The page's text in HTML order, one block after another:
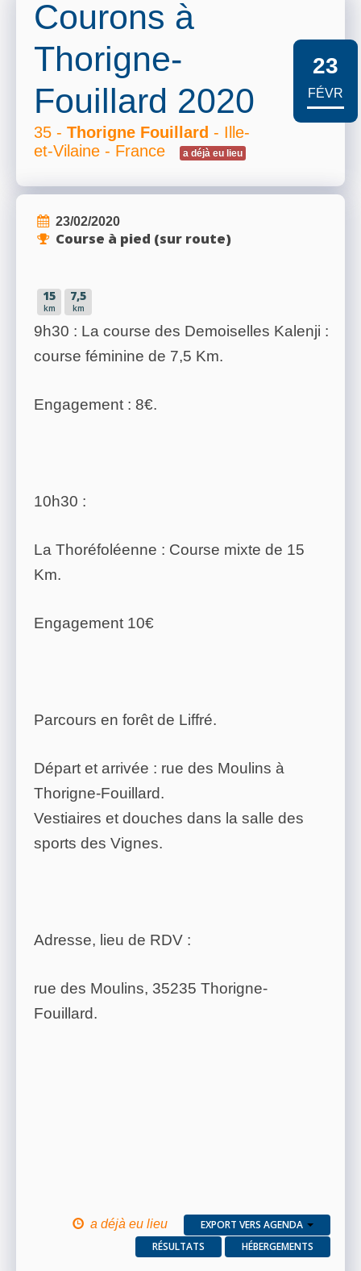
Courons à
Thorigne-
Fouillard 2020
35 - Thorigne Fouillard - Ille-
et-Vilaine - France
a déjà eu lieu
23
FÉVR
23/02/2020
Course à pied (sur route)
15
km
7,5
km
9h30 : La course des Demoiselles Kalenji :
course féminine de 7,5 Km.
Engagement : 8€.
10h30 :
La Thoréfoléenne : Course mixte de 15
Km.
Engagement 10€
Parcours en forêt de Liffré.
Départ et arrivée : rue des Moulins à
Thorigne-Fouillard.
Vestiaires et douches dans la salle des
sports des Vignes.
Adresse, lieu de RDV :
rue des Moulins, 35235 Thorigne-
Fouillard.
a déjà eu lieu
EXPORT VERS AGENDA
RÉSULTATS
HÉBERGEMENTS